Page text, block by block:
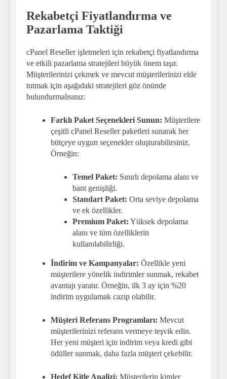
Rekabetçi Fiyatlandırma ve
Pazarlama Taktiği
cPanel Reseller işletmeleri için rekabetçi fiyatlandırma
ve etkili pazarlama stratejileri büyük önem taşır.
Müşterilerinizi çekmek ve mevcut müşterilerinizi elde
tutmak için aşağıdaki stratejileri göz önünde
bulundurmalısınız:
Farklı Paket Seçenekleri Sunun: Müşterilere
çeşitli cPanel Reseller paketleri sunarak her
bütçeye uygun seçenekler oluşturabilirsiniz.
Örneğin:
Temel Paket: Sınırlı depolama alanı ve
bant genişliği.
Standart Paket: Orta seviye depolama
ve ek özellikler.
Premium Paket: Yüksek depolama
alanı ve tüm özelliklerin
kullanılabilirliği.
İndirim ve Kampanyalar: Özellikle yeni
müşterilere yönelik indirimler sunmak, rekabet
avantajı yaratır. Örneğin, ilk 3 ay için %20
indirim uygulamak cazip olabilir.
Müşteri Referans Programları: Mevcut
müşterilerinizi referans vermeye teşvik edin.
Her yeni müşteri için indirim veya kredi gibi
ödüller sunmak, daha fazla müşteri çekebilir.
Hedef Kitle Analizi: Müşterilerin kimler